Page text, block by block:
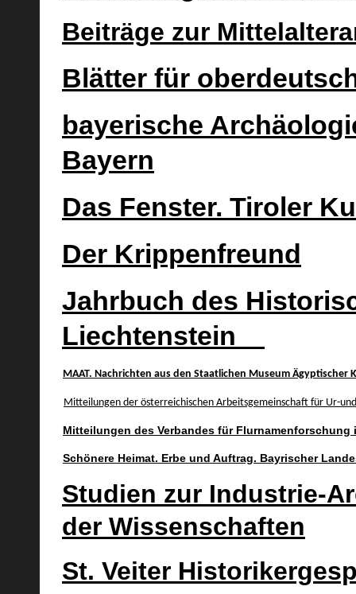
Beiträge zur
Blätter für
bayerische
Bayern
Das Fenster. Tiroler
Der Krippenfreund
Jahrbuch des
Liechtenstein
MAAT. Nachrichten aus den Staatlichen Museum Ägyptischer
Mitteilungen der österreichischen Arbeitsgemeinschaft für Ur-
Mitteilungen des Verbandes für Flurnamenforschung
Schönere Heimat. Erbe und Auftrag. Bayrischer
Studien zur Industrie-
der Wissenschaften
St. Veiter